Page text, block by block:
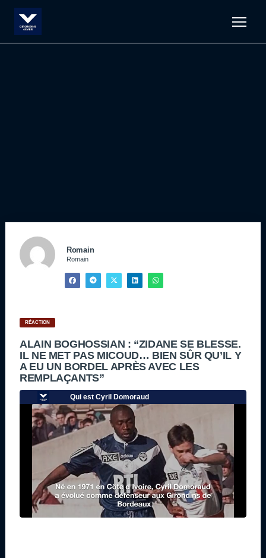
Romain
Romain
RÉACTION
ALAIN BOGHOSSIAN : “ZIDANE SE BLESSE.
IL NE MET PAS MICOUD… BIEN SÛR QU’IL Y
A EU UN BORDEL APRÈS AVEC LES
REMPLAÇANTS”